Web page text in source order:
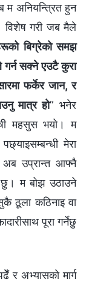
म अनियन्त्रित हुन
विशेष गरी जब मैले
बिग्रेको समझ
गर्न सक्‍ने एउटै कुरा
फर्केर जान, र
मात्र हो” भनेर
महसुस भयो। म
मेरा
अब उप्रान्त आफ्नै
छु। म बोझ उठाउने
ठूला कठिनाइ वा
पूरा गर्नेछु
र अभ्यासको मार्ग